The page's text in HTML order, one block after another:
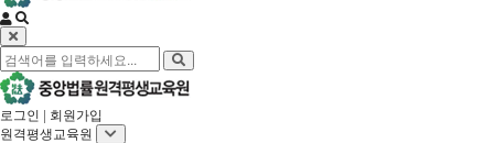
로그인 | 회원가입
원격평생교육원